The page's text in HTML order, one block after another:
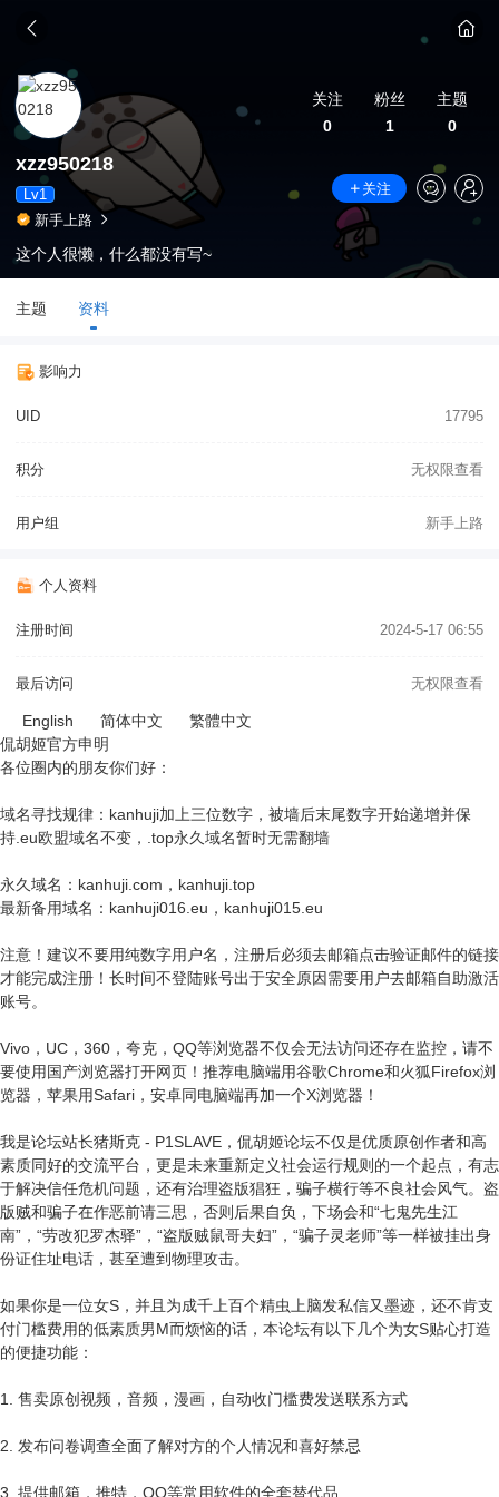
关注
0
粉丝
1
主题
0
xzz950218
Lv1
关注
新手上路
这个人很懒，什么都没有写~
主题 资料
影响力
UID 17795
积分 无权限查看
用户组 新手上路
个人资料
注册时间 2024-5-17 06:55
最后访问 无权限查看
English 简体中文
繁體中文
侃胡姬官方申明
各位圈内的朋友你们好：
域名寻找规律：kanhuji加上三位数字，被墙后末尾数字开始递增并保
持.eu欧盟域名不变，.top永久域名暂时无需翻墙
永久域名：kanhuji.com，kanhuji.top
最新备用域名：kanhuji016.eu，kanhuji015.eu
注意！建议不要用纯数字用户名，注册后必须去邮箱点击验证邮件的链接
才能完成注册！长时间不登陆账号出于安全原因需要用户去邮箱自助激活
账号。
Vivo，UC，360，夸克，QQ等浏览器不仅会无法访问还存在监控，请不
要使用国产浏览器打开网页！推荐电脑端用谷歌Chrome和火狐Firefox浏
览器，苹果用Safari，安卓同电脑端再加一个X浏览器！
我是论坛站长猪斯克 - P1SLAVE，侃胡姬论坛不仅是优质原创作者和高
素质同好的交流平台，更是未来重新定义社会运行规则的一个起点，有志
于解决信任危机问题，还有治理盗版猖狂，骗子横行等不良社会风气。盗
版贼和骗子在作恶前请三思，否则后果自负，下场会和“七鬼先生江
南”，“劳改犯罗杰驿”，“盗版贼鼠哥夫妇”，“骗子灵老师”等一样被挂出身
份证住址电话，甚至遭到物理攻击。
如果你是一位女S，并且为成千上百个精虫上脑发私信又墨迹，还不肯支
付门槛费用的低素质男M而烦恼的话，本论坛有以下几个为女S贴心打造
的便捷功能：
1. 售卖原创视频，音频，漫画，自动收门槛费发送联系方式
2. 发布问卷调查全面了解对方的个人情况和喜好禁忌
3. 提供邮箱，推特，QQ等常用软件的全套替代品